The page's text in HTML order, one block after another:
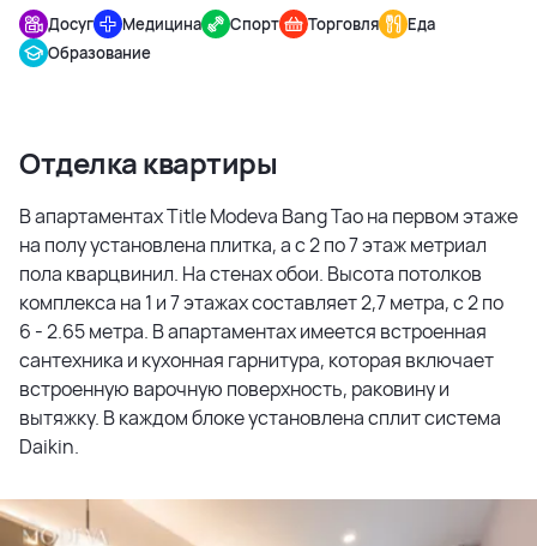
Досуг Медицина Спорт Торговля
Еда
Образование
Отделка квартиры
В апартаментах Title Modeva Bang Tao на первом этаже
на полу установлена плитка, а с 2 по 7 этаж метриал
пола кварцвинил. На стенах обои. Высота потолков
комплекса на 1 и 7 этажах составляет 2,7 метра, с 2 по
6 - 2.65 метра. В апартаментах имеется встроенная
сантехника и кухонная гарнитура, которая включает
встроенную варочную поверхность, раковину и
вытяжку. В каждом блоке установлена сплит система
Daikin.